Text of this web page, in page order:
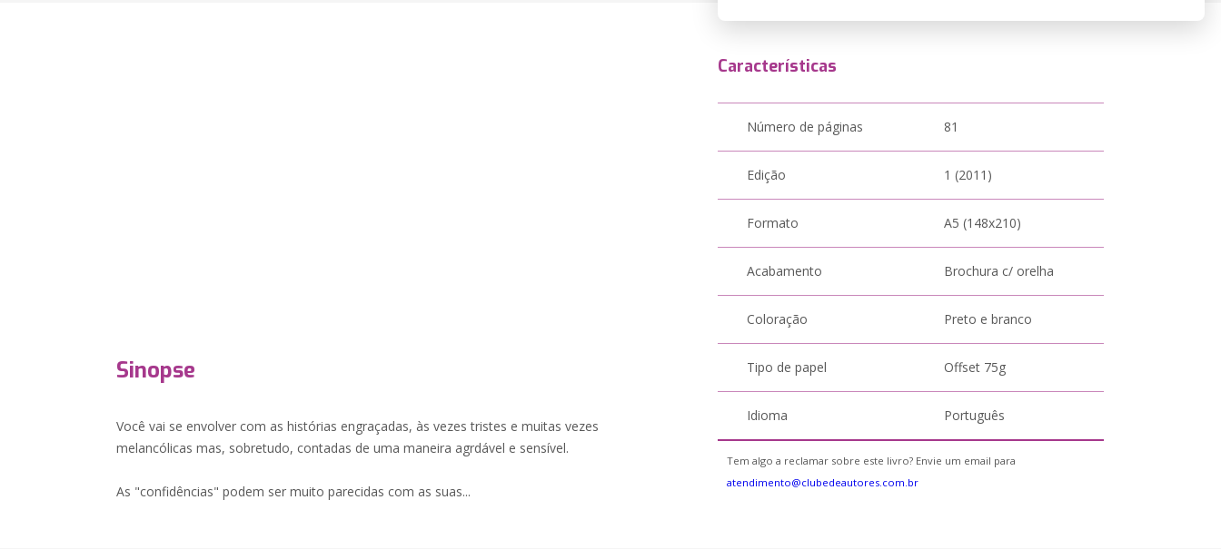
Sinopse
Você vai se envolver com as histórias engraçadas, às vezes tristes e muitas vezes
melancólicas mas, sobretudo, contadas de uma maneira agrdável e sensível.
As "confidências" podem ser muito parecidas com as suas...
Características
Número de páginas 81
Edição 1 (2011)
Formato A5 (148x210)
Acabamento Brochura c/ orelha
Coloração Preto e branco
Tipo de papel Offset 75g
Idioma Português
Tem algo a reclamar sobre este livro? Envie um email para
atendimento@clubedeautores.com.br